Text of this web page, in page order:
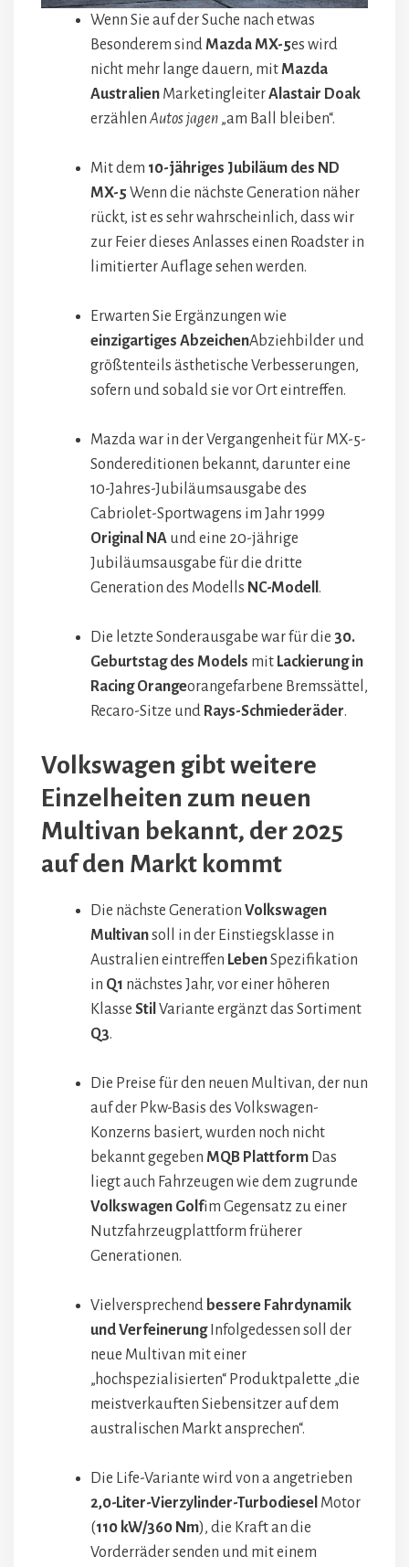
Wenn Sie auf der Suche nach etwas
Besonderem sind Mazda MX-5es wird
nicht mehr lange dauern, mit Mazda
Australien MarketingleiterAlastair Doak
erzählen Autos jagen „am Ball bleiben“.
Mit dem 10-jähriges Jubiläum des ND
MX-5 Wenn die nächste Generation näher
rückt, ist es sehr wahrscheinlich, dass wir
zur Feier dieses Anlasses einen Roadster in
limitierter Auflage sehen werden.
Erwarten Sie Ergänzungen wie
einzigartiges AbzeichenAbziehbilder und
größtenteils ästhetische Verbesserungen,
sofern und sobald sie vor Ort eintreffen.
Mazda war in der Vergangenheit für MX-5-
Sondereditionen bekannt, darunter eine
10-Jahres-Jubiläumsausgabe des
Cabriolet-Sportwagens im Jahr 1999
Original NA und eine 20-jährige
Jubiläumsausgabe für die dritte
Generation des Modells NC-Modell .
Die letzte Sonderausgabe war für die 30.
Geburtstag des Models mit Lackierung in
Racing Orangeorangefarbene Bremssättel,
Recaro-Sitze und Rays-Schmiederäder.
Volkswagen gibt weitere
Einzelheiten zum neuen
Multivan bekannt, der 2025
auf den Markt kommt
Die nächste Generation Volkswagen
Multivansoll in der Einstiegsklasse in
Australien eintreffen LebenSpezifikation
in Q1 nächstes Jahr, vor einer höheren
Klasse Stil Variante ergänzt das Sortiment
Q3.
Die Preise für den neuen Multivan, der nun
auf der Pkw-Basis des Volkswagen-
Konzerns basiert, wurden noch nicht
bekannt gegeben MQB Plattform Das
liegt auch Fahrzeugen wie dem zugrunde
Volkswagen Golfim Gegensatz zu einer
Nutzfahrzeugplattform früherer
Generationen.
Vielversprechend bessere Fahrdynamik
und VerfeinerungInfolgedessen soll der
neue Multivan mit einer
„hochspezialisierten“ Produktpalette „die
meistverkauften Siebensitzer auf dem
australischen Markt ansprechen“.
Die Life-Variante wird von a angetrieben
2,0-Liter-Vierzylinder-Turbodiesel Motor
(110 kW/360 Nm), die Kraft an die
Vorderräder senden und mit einem